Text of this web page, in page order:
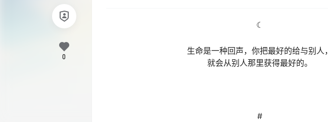
☾
生命是一种回声，你把最好的给与别人，
就会从别人那里获得最好的。
#
0